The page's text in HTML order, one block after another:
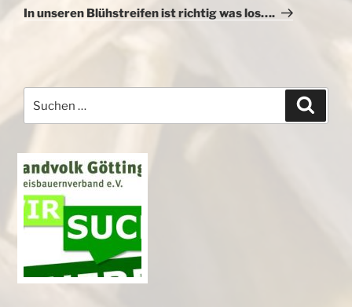
Beitrag
In unseren Blühstreifen ist richtig was los….
nach: